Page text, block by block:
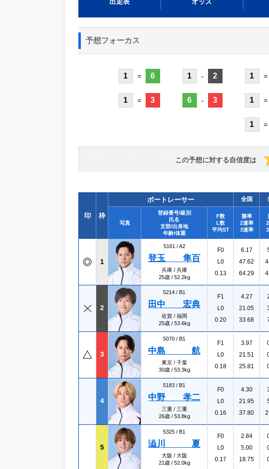
予想フォーカス
1 = 6
1 = 3
1 - 2
6 - 3
1 =
1 =
1 =
この予想に対する自信度は
印 枠
ボートレーサー 全国
写真
登録番号/級別
氏名
支部/出身地
年齢/体重
F数
L数
平均ST
勝率
2連率
3連率
1
5161 /A2
登玉 隼百
兵庫 / 兵庫
25歳 / 52.2kg
F0
L0
0.13
6.17
47.62
64.29
2
5214 / B1
田中 宏典
佐賀 / 福岡
25歳 / 53.6kg
F1
L0
0.20
4.27
21.05
33.68
3
5070 / B1
中島 航
東京 / 千葉
30歳 / 53.3kg
F1
L0
0.18
3.97
21.51
25.81
4
5183 / B1
中野 孝二
三重 / 三重
26歳 / 53.8kg
F0
L0
0.16
4.30
21.95
37.80
5
5325 / B1
澁川 夏
大阪 / 大阪
21歳 / 52.0kg
F0
L0
0.17
2.84
5.00
18.75